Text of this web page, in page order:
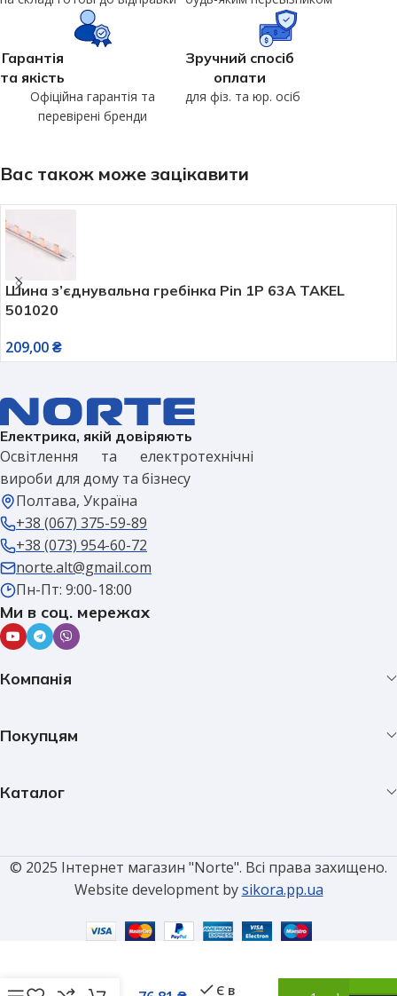
Гарантія
та якість
Офіційна гарантія та
перевірені бренди
Зручний спосіб
оплати
для фіз. та юр. осіб
Вас також може зацікавити
Шина з’єднувальна гребінка Pin 1P 63A TAKEL
501020
209,00₴
Електрика, якій довіряють
Освітлення та електротехнічні
вироби для дому та бізнесу
Полтава, Україна
+38 (067) 375-59-89
+38 (073) 954-60-72
norte.alt@gmail.com
Пн-Пт: 9:00-18:00
Ми в соц. мережах
Компанія
Покупцям
Каталог
© 2025 Інтернет магазин "Norte". Всі права захищено.
Website development bysikora.pp.ua
Шина
нульова з
рейку 12
Є в